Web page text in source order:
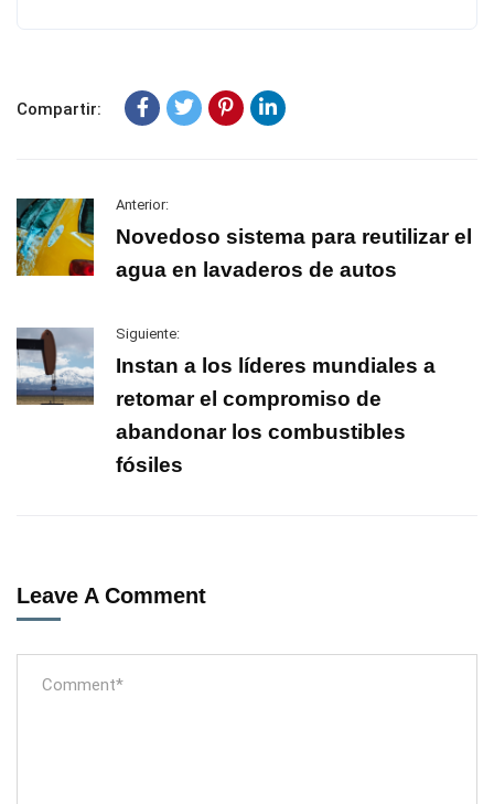
Compartir:
Anterior:
Novedoso sistema para reutilizar el
agua en lavaderos de autos
Siguiente:
Instan a los líderes mundiales a
retomar el compromiso de
abandonar los combustibles
fósiles
Leave A Comment